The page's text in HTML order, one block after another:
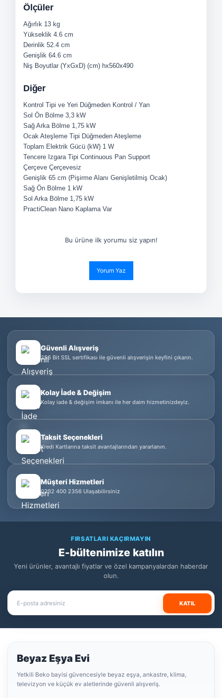
Ölçüler
Ağırlık 13 kg
Yükseklik 4.6 cm
Derinlik 52.4 cm
Genişlik 64.6 cm
Niş Boyutlar (YxGxD) (cm) hx560x490
Diğer
Kontrol Tipi ve Yeri Düğmeden Kontrol / Yan
Sol Ön Bölme 3,3 kW
Sağ Arka Bölme 1,75 kW
Ocak Ateşleme Tipi Düğmeden Ateşleme
Toplam Elektrik Gücü (kW) 1 W
Tencere Izgara Tipi Continuous Pan Support
Çerçeve Çerçevesiz
Genişlik 65 cm (Pişirme Alanı Genişletilmiş Ocak)
Sağ Ön Bölme 1 kW
Sol Arka Bölme 1,75 kW
PractiClean Nano Kaplama Var
Bu ürüne ilk yorumu siz yapın!
Yorum Yaz
Güvenli Alışveriş
256 Bit SSL sertifikası ile güvenli alışverişin keyfini çıkarın.
Kolay İade & Değişim
Kolay iade & değişim imkanı ile her daim hizmetinizdeyiz.
Taksit Seçenekleri
Kredi Kartlarına taksit avantajlarından yararlanın.
Müşteri Hizmetleri
0232 400 2356 Ulaşabilirsiniz
FIRSATLARI KAÇIRMAYIN
E-bültenimize katılın
Yeni ürünler, avantajlı fiyatlar ve özel kampanyalardan haberdar
olun.
KATIL
Beyaz Eşya Evi
Yetkili Beko bayisi güvencesiyle beyaz eşya, ankastre, klima,
televizyon ve küçük ev aletlerinde güvenli alışveriş.